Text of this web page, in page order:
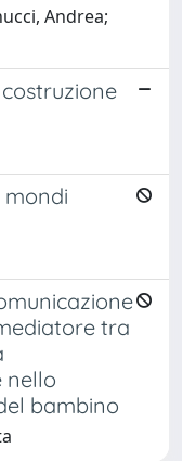
Andrea;
tra
nello
bambino